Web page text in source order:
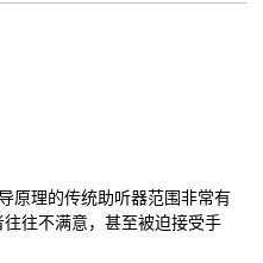
原理的传统助听器范围非常有
往不满意，甚至被迫接受手